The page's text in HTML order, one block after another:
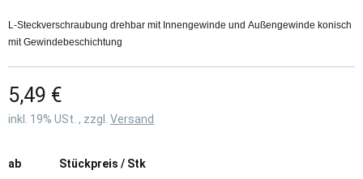
L-Steckverschraubung drehbar mit Innengewinde und Außengewinde konisch
mit Gewindebeschichtung
5,49 €
inkl. 19% USt. , zzgl. Versand
ab
Stückpreis / Stk